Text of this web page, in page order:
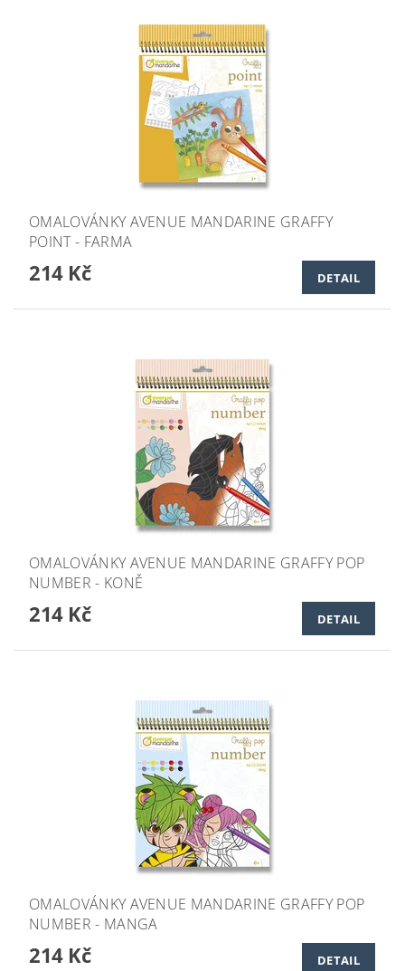
OMALOVÁNKY AVENUE MANDARINE GRAFFY
POINT - FARMA
214 Kč DETAIL
OMALOVÁNKY AVENUE MANDARINE GRAFFY POP
NUMBER - KONĚ
214 Kč DETAIL
OMALOVÁNKY AVENUE MANDARINE GRAFFY POP
NUMBER - MANGA
214 Kč DETAIL